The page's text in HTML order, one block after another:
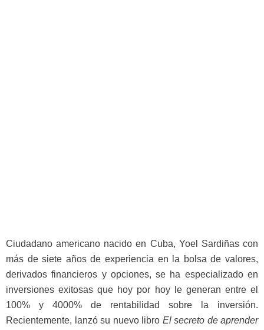
Ciudadano americano nacido en Cuba, Yoel Sardiñas con
más de siete años de experiencia en la bolsa de valores,
derivados financieros y opciones, se ha especializado en
inversiones exitosas que hoy por hoy le generan entre el
100% y 4000% de rentabilidad sobre la inversión.
Recientemente, lanzó su nuevo libro El secreto de aprender